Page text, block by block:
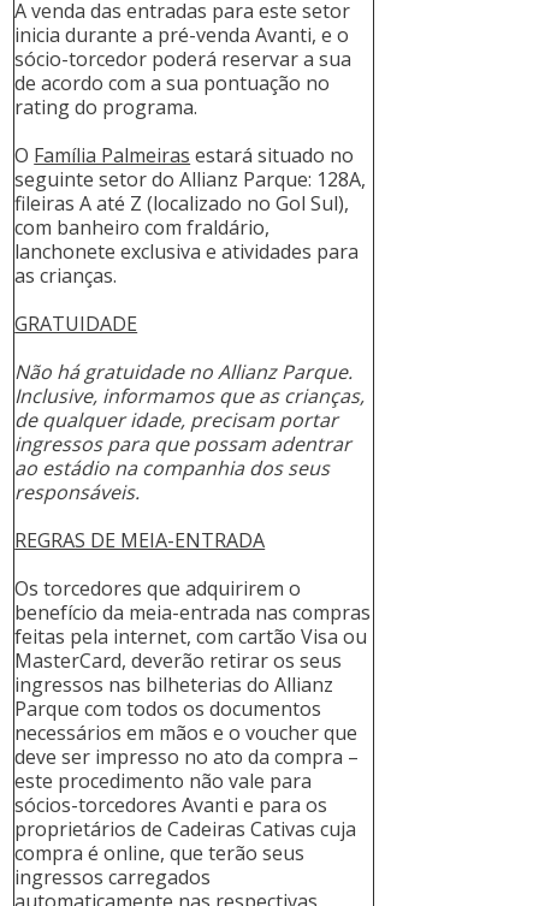
A venda das entradas para este setor
inicia durante a pré-venda Avanti, e o
sócio-torcedor poderá reservar a sua
de acordo com a sua pontuação no
rating do programa.
O Família Palmeiras estará situado no
seguinte setor do Allianz Parque: 128A,
fileiras A até Z (localizado no Gol Sul),
com banheiro com fraldário,
lanchonete exclusiva e atividades para
as crianças.
GRATUIDADE
Não há gratuidade no Allianz Parque.
Inclusive, informamos que as crianças,
de qualquer idade, precisam portar
ingressos para que possam adentrar
ao estádio na companhia dos seus
responsáveis.
REGRAS DE MEIA-ENTRADA
Os torcedores que adquirirem o
benefício da meia-entrada nas compras
feitas pela internet, com cartão Visa ou
MasterCard, deverão retirar os seus
ingressos nas bilheterias do Allianz
Parque com todos os documentos
necessários em mãos e o voucher que
deve ser impresso no ato da compra –
este procedimento não vale para
sócios-torcedores Avanti e para os
proprietários de Cadeiras Cativas cuja
compra é online, que terão seus
ingressos carregados